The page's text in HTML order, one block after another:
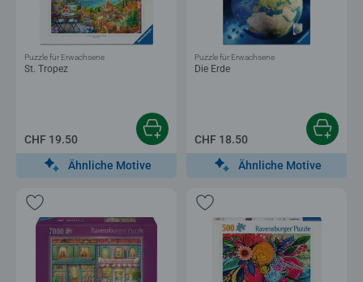
St. Tropez
Puzzle für Erwachsene
CHF 19.50
Ähnliche Motive
Die Erde
Puzzle für Erwachsene
CHF 18.50
Ähnliche Motive